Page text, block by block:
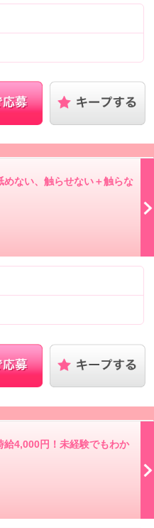
めない、触らせない＋触らな
給4,000円！未経験でもわか